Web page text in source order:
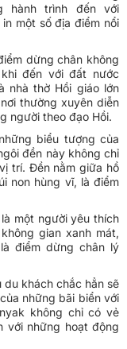
hành trình đến với
một số địa điểm nổi
dừng chân không
đến với đất nước
nhà thờ Hồi giáo lớn
thường xuyên diễn
người theo đạo Hồi.
biểu tượng của
đền này không chỉ
trí. Đền nằm giữa hồ
non hùng vĩ, là điểm
một người yêu thích
gian xanh mát,
điểm dừng chân lý
du khách chắc hẳn sẽ
những bãi biển với
không chỉ có vẻ
với những hoạt động